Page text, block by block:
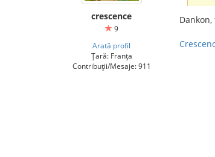
crescence
9
Arată profil
Țară: Franța
Contribuții/Mesaje: 911